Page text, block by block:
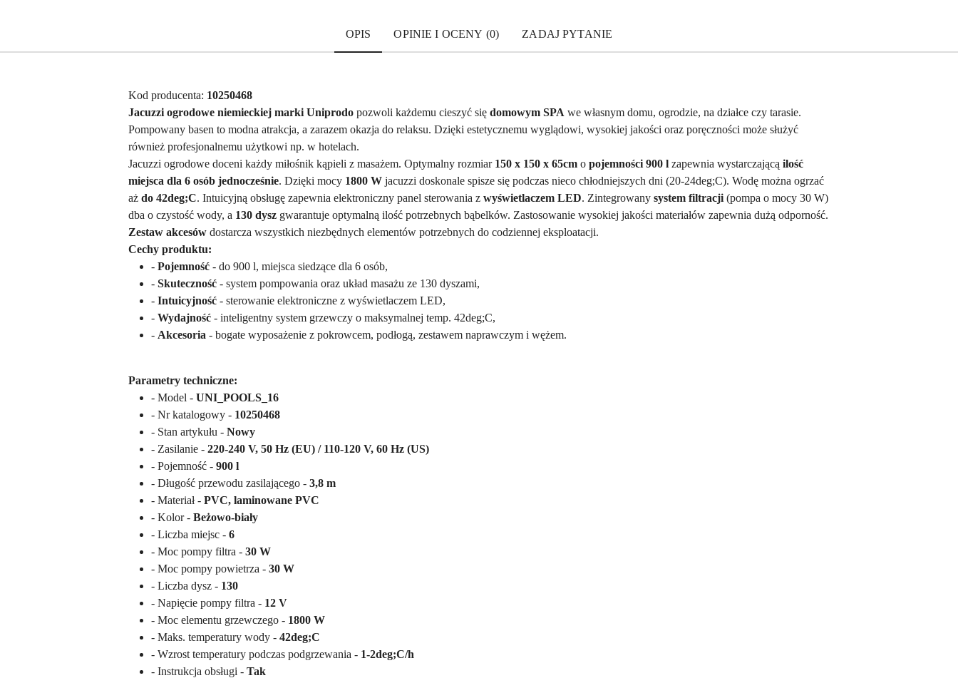
OPIS OPINIE I OCENY (0) ZADAJ PYTANIE
Kod producenta: 10250468
Jacuzzi ogrodowe niemieckiej marki Uniprodo pozwoli każdemu cieszyć się domowym SPA we własnym domu, ogrodzie, na działce czy tarasie.
Pompowany basen to modna atrakcja, a zarazem okazja do relaksu. Dzięki estetycznemu wyglądowi, wysokiej jakości oraz poręczności może służyć
również profesjonalnemu użytkowi np. w hotelach.
Jacuzzi ogrodowe doceni każdy miłośnik kąpieli z masażem. Optymalny rozmiar 150 x 150 x 65cm o pojemności 900 l zapewnia wystarczającą ilość
miejsca dla 6 osób jednocześnie. Dzięki mocy 1800 W jacuzzi doskonale spisze się podczas nieco chłodniejszych dni (20-24deg;C). Wodę można ogrzać
aż do 42deg;C. Intuicyjną obsługę zapewnia elektroniczny panel sterowania z wyświetlaczem LED. Zintegrowany system filtracji (pompa o mocy 30 W)
dba o czystość wody, a 130 dysz gwarantuje optymalną ilość potrzebnych bąbelków. Zastosowanie wysokiej jakości materiałów zapewnia dużą odporność.
Zestaw akcesów dostarcza wszystkich niezbędnych elementów potrzebnych do codziennej eksploatacji.
Cechy produktu:
- Pojemność - do 900 l, miejsca siedzące dla 6 osób,
- Skuteczność - system pompowania oraz układ masażu ze 130 dyszami,
- Intuicyjność - sterowanie elektroniczne z wyświetlaczem LED,
- Wydajność - inteligentny system grzewczy o maksymalnej temp. 42deg;C,
- Akcesoria - bogate wyposażenie z pokrowcem, podłogą, zestawem naprawczym i wężem.
Parametry techniczne:
- Model - UNI_POOLS_16
- Nr katalogowy - 10250468
- Stan artykułu - Nowy
- Zasilanie - 220-240 V, 50 Hz (EU) / 110-120 V, 60 Hz (US)
- Pojemność - 900 l
- Długość przewodu zasilającego - 3,8 m
- Materiał - PVC, laminowane PVC
- Kolor - Beżowo-biały
- Liczba miejsc - 6
- Moc pompy filtra - 30 W
- Moc pompy powietrza - 30 W
- Liczba dysz - 130
- Napięcie pompy filtra - 12 V
- Moc elementu grzewczego - 1800 W
- Maks. temperatury wody - 42deg;C
- Wzrost temperatury podczas podgrzewania - 1-2deg;C/h
- Instrukcja obsługi - Tak